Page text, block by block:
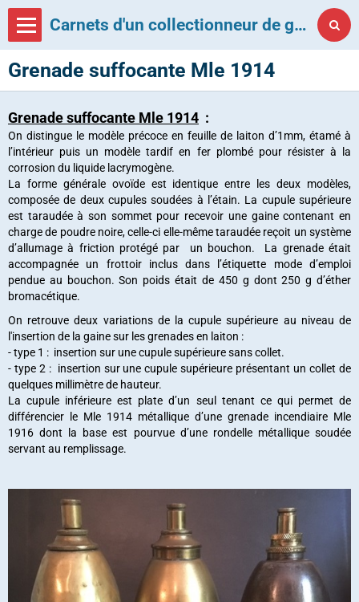
Carnets d'un collectionneur de grenades françaises
Grenade suffocante Mle 1914
Grenade suffocante Mle 1914 :
On distingue le modèle précoce en feuille de laiton d’1mm, étamé à
l’intérieur puis un modèle tardif en fer plombé pour résister à la
corrosion du liquide lacrymogène.
La forme générale ovoïde est identique entre les deux modèles,
composée de deux cupules soudées à l’étain. La cupule supérieure
est taraudée à son sommet pour recevoir une gaine contenant en
charge de poudre noire, celle-ci elle-même taraudée reçoit un système
d’allumage à friction protégé par un bouchon. La grenade était
accompagnée un frottoir inclus dans l’étiquette mode d’emploi
pendue au bouchon. Son poids était de 450 g dont 250 g d’éther
bromacétique.
On retrouve deux variations de la cupule supérieure au niveau de
l'insertion de la gaine sur les grenades en laiton :
- type 1 : insertion sur une cupule supérieure sans collet.
- type 2 : insertion sur une cupule supérieure présentant un collet de
quelques millimètre de hauteur.
La cupule inférieure est plate d’un seul tenant ce qui permet de
différencier le Mle 1914 métallique d’une grenade incendiaire Mle
1916 dont la base est pourvue d’une rondelle métallique soudée
servant au remplissage.